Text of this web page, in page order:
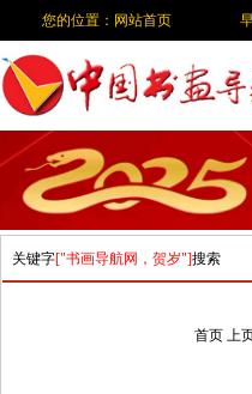
您的位置：网站首页
关键字["书画导航网，贺岁"]搜索
首页 上